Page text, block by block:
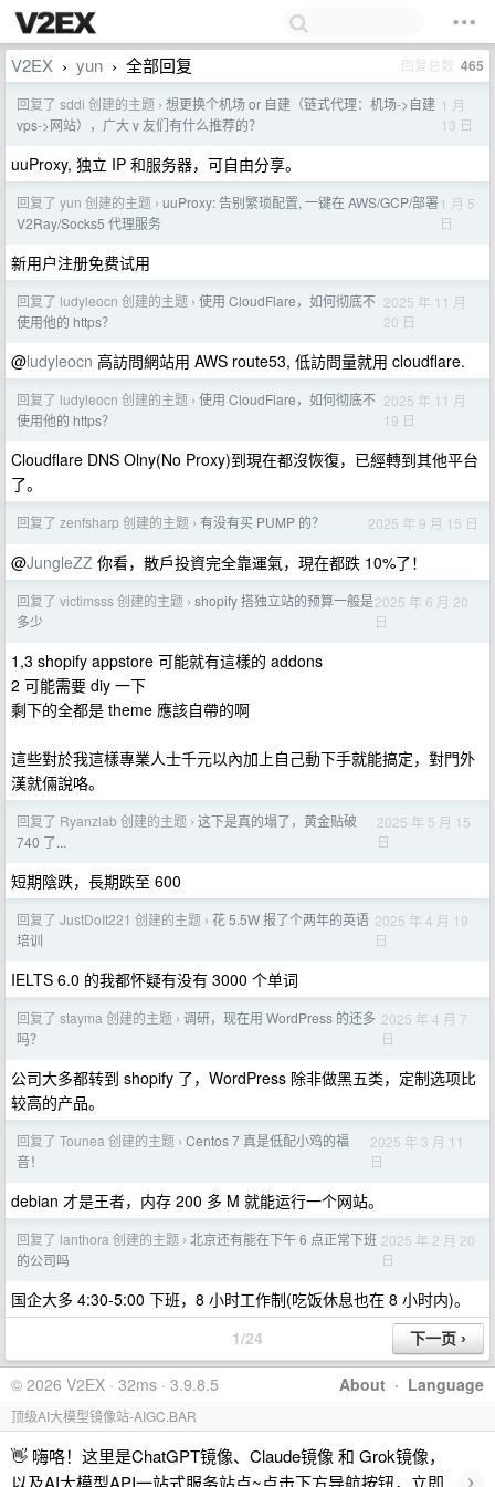
V2EX › yun › 全部回复 回复总数 465
回复了 sddi 创建的主题 › 想更换个机场 or 自建（链式代理：机场->自建
vps->网站），广大 v 友们有什么推荐的？
1 月
13 日
uuProxy, 独立 IP 和服务器，可自由分享。
回复了 yun 创建的主题 › uuProxy: 告别繁琐配置, 一键在 AWS/GCP/部署
V2Ray/Socks5 代理服务
1 月 5
日
新用户注册免费试用
回复了 ludyleocn 创建的主题 › 使用 CloudFlare，如何彻底不
使用他的 https？
2025 年 11 月
20 日
@ludyleocn 高訪問網站用 AWS route53, 低訪問量就用 cloudflare.
回复了 ludyleocn 创建的主题 › 使用 CloudFlare，如何彻底不
使用他的 https？
2025 年 11 月
19 日
Cloudflare DNS Olny(No Proxy)到現在都沒恢復，已經轉到其他平台
了。
回复了 zenfsharp 创建的主题 › 有没有买 PUMP 的？ 2025 年 9 月 15 日
@JungleZZ 你看，散戶投資完全靠運氣，現在都跌 10%了！
回复了 victimsss 创建的主题 › shopify 搭独立站的预算一般是
多少
2025 年 6 月 20
日
1,3 shopify appstore 可能就有這樣的 addons
2 可能需要 diy 一下
剩下的全都是 theme 應該自帶的啊
這些對於我這樣專業人士千元以內加上自己動下手就能搞定，對門外
漢就倆說咯。
回复了 Ryanzlab 创建的主题 › 这下是真的塌了，黄金贴破
740 了...
2025 年 5 月 15
日
短期陰跌，長期跌至 600
回复了 JustDoIt221 创建的主题 › 花 5.5W 报了个两年的英语
培训
2025 年 4 月 19
日
IELTS 6.0 的我都怀疑有没有 3000 个单词
回复了 stayma 创建的主题 › 调研，现在用 WordPress 的还多
吗？
2025 年 4 月 7
日
公司大多都转到 shopify 了，WordPress 除非做黑五类，定制选项比
较高的产品。
回复了 Tounea 创建的主题 › Centos 7 真是低配小鸡的福
音！
2025 年 3 月 11
日
debian 才是王者，内存 200 多 M 就能运行一个网站。
回复了 lanthora 创建的主题 › 北京还有能在下午 6 点正常下班
的公司吗
2025 年 2 月 20
日
国企大多 4:30-5:00 下班，8 小时工作制(吃饭休息也在 8 小时内)。
1/24
About · Language
© 2026 V2EX · 32ms · 3.9.8.5
顶级AI大模型镜像站-AIGC.BAR
👋 嗨咯！这里是ChatGPT镜像、Claude镜像 和 Grok镜像，
以及AI大模型API一站式服务站点~点击下方导航按钮，立即
›